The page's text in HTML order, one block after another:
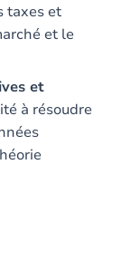
taxes et
et le
et
à résoudre